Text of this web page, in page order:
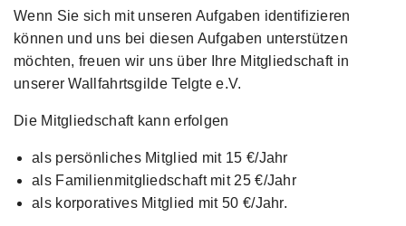
Wenn Sie sich mit unseren Aufgaben identifizieren
können und uns bei diesen Aufgaben unterstützen
möchten, freuen wir uns über Ihre Mitgliedschaft in
unserer Wallfahrtsgilde Telgte e.V.
Die Mitgliedschaft kann erfolgen
als persönliches Mitglied mit 15 €/Jahr
als Familienmitgliedschaft mit 25 €/Jahr
als korporatives Mitglied mit 50 €/Jahr.